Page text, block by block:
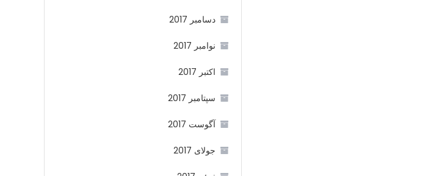
دسامبر 2017
نوامبر 2017
اکتبر 2017
سپتامبر 2017
آگوست 2017
جولای 2017